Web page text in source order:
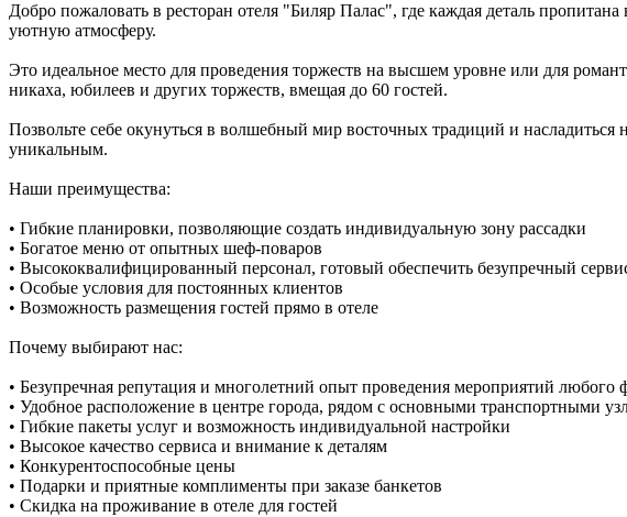
Добро пожаловать в ресторан отеля "Биляр Палас", где каждая деталь
уютную атмосферу.
Это идеальное место для проведения торжеств на высшем уровне или для
никаха, юбилеев и других торжеств, вмещая до 60 гостей.
Позвольте себе окунуться в волшебный мир восточных традиций и
уникальным.
Наши преимущества:
• Гибкие планировки, позволяющие создать индивидуальную зону рассадки
• Богатое меню от опытных шеф-поваров
• Высококвалифицированный персонал, готовый обеспечить безупречный
• Особые условия для постоянных клиентов
• Возможность размещения гостей прямо в отеле
Почему выбирают нас:
• Безупречная репутация и многолетний опыт проведения мероприятий любого
• Удобное расположение в центре города, рядом с основными транспортными
• Гибкие пакеты услуг и возможность индивидуальной настройки
• Высокое качество сервиса и внимание к деталям
• Конкурентоспособные цены
• Подарки и приятные комплименты при заказе банкетов
• Скидка на проживание в отеле для гостей